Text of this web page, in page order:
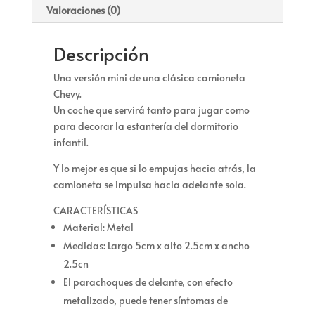
Valoraciones (0)
Descripción
Una versión mini de una clásica camioneta
Chevy.
Un coche que servirá tanto para jugar como
para decorar la estantería del dormitorio
infantil.
Y lo mejor es que si lo empujas hacia atrás, la
camioneta se impulsa hacia adelante sola.
CARACTERÍSTICAS
Material: Metal
Medidas: Largo 5cm x alto 2.5cm x ancho
2.5cn
El parachoques de delante, con efecto
metalizado, puede tener síntomas de